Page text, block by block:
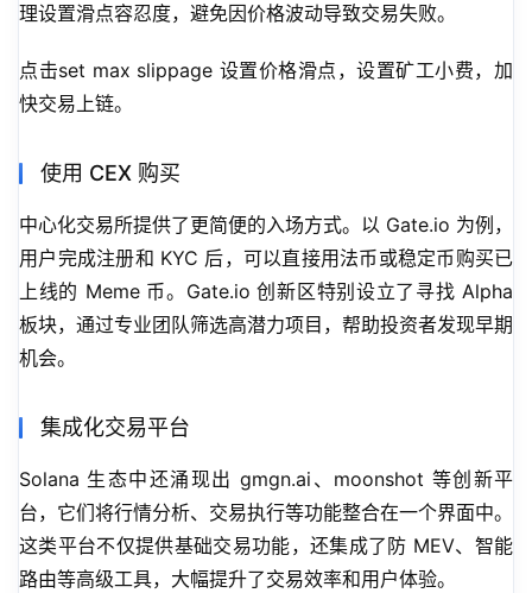
理设置滑点容忍度，避免因价格波动导致交易失败。
点击set max slippage 设置价格滑点，设置矿工小费，加
快交易上链。
使用 CEX 购买
中心化交易所提供了更简便的入场方式。以 Gate.io 为例，
用户完成注册和 KYC 后，可以直接用法币或稳定币购买已
上线的 Meme 币。Gate.io 创新区特别设立了寻找 Alpha
板块，通过专业团队筛选高潜力项目，帮助投资者发现早期
机会。
集成化交易平台
Solana 生态中还涌现出 gmgn.ai、moonshot 等创新平
台，它们将行情分析、交易执行等功能整合在一个界面中。
这类平台不仅提供基础交易功能，还集成了防 MEV、智能
路由等高级工具，大幅提升了交易效率和用户体验。